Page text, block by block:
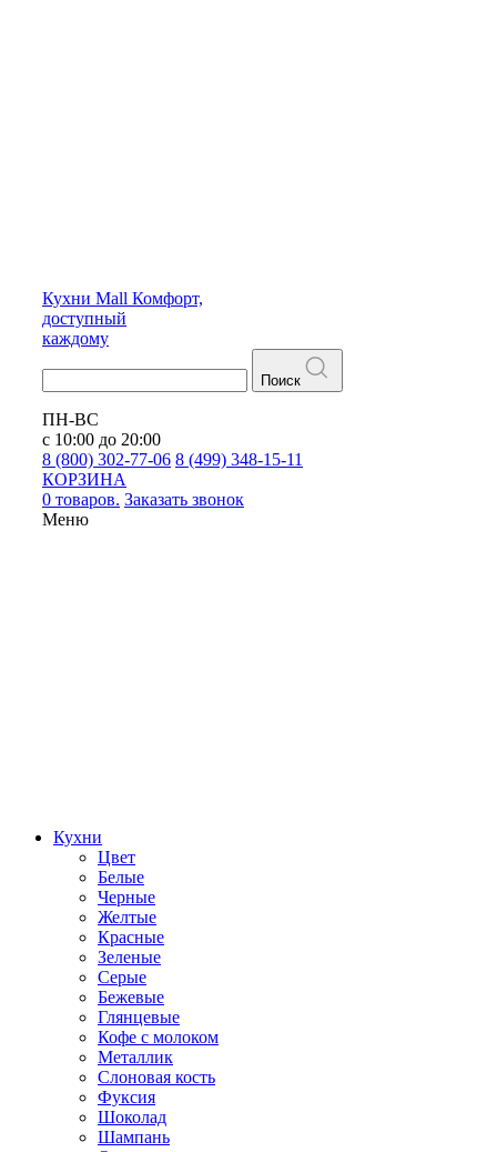
Кухни Mall Комфорт,
доступный
каждому
Поиск
ПН-ВС
с 10:00 до 20:00
8 (800) 302-77-06 8 (499) 348-15-11
КОРЗИНА
0 товаров. Заказать звонок
Меню
Кухни
Цвет
Белые
Черные
Желтые
Красные
Зеленые
Серые
Бежевые
Глянцевые
Кофе с молоком
Металлик
Слоновая кость
Фуксия
Шоколад
Шампань